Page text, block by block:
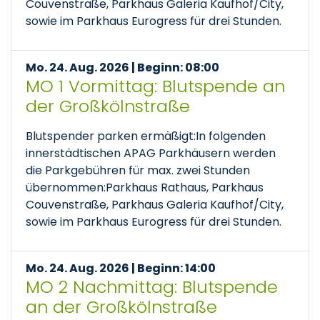
Couvenstraße, Parkhaus Galeria Kaufhof/City,
sowie im Parkhaus Eurogress für drei Stunden.
Mo. 24. Aug. 2026 | Beginn: 08:00
MO 1 Vormittag: Blutspende an
der Großkölnstraße
Blutspender parken ermäßigt:In folgenden
innerstädtischen APAG Parkhäusern werden
die Parkgebühren für max. zwei Stunden
übernommen:Parkhaus Rathaus, Parkhaus
Couvenstraße, Parkhaus Galeria Kaufhof/City,
sowie im Parkhaus Eurogress für drei Stunden.
Mo. 24. Aug. 2026 | Beginn: 14:00
MO 2 Nachmittag: Blutspende
an der Großkölnstraße